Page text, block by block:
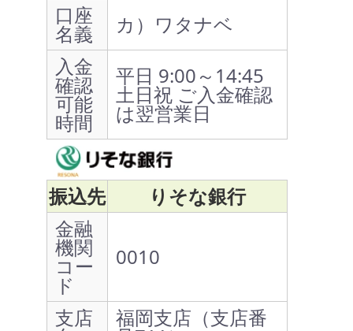
口座
名義
カ）ワタナベ
入金
確認
可能
時間
平日 9:00～14:45
土日祝 ご入金確認
は翌営業日
振込先
りそな銀行
金融
機関
コー
ド
0010
支店 福岡支店（支店番